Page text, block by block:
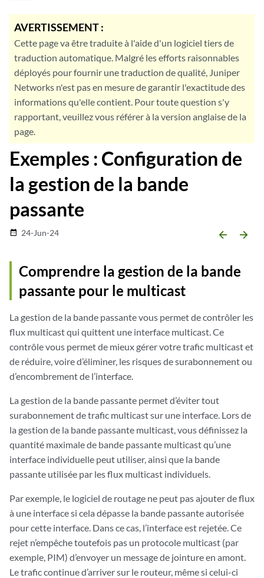
AVERTISSEMENT :
Cette page va être traduite à l'aide d'un logiciel tiers de
traduction automatique. Malgré les efforts raisonnables
déployés pour fournir une traduction de qualité, Juniper
Networks n'est pas en mesure de garantir l'exactitude des
informations qu'elle contient. Pour toute question s'y
rapportant, veuillez vous référer à la version anglaise de la
page.
Exemples : Configuration de
la gestion de la bande
passante
date_range 24-Jun-24 arrow_backward arrow_forward
Comprendre la gestion de la bande
passante pour le multicast
La gestion de la bande passante vous permet de contrôler les
flux multicast qui quittent une interface multicast. Ce
contrôle vous permet de mieux gérer votre trafic multicast et
de réduire, voire d’éliminer, les risques de surabonnement ou
d’encombrement de l’interface.
La gestion de la bande passante permet d’éviter tout
surabonnement de trafic multicast sur une interface. Lors de
la gestion de la bande passante multicast, vous définissez la
quantité maximale de bande passante multicast qu’une
interface individuelle peut utiliser, ainsi que la bande
passante utilisée par les flux multicast individuels.
Par exemple, le logiciel de routage ne peut pas ajouter de flux
à une interface si cela dépasse la bande passante autorisée
pour cette interface. Dans ce cas, l’interface est rejetée. Ce
rejet n’empêche toutefois pas un protocole multicast (par
exemple, PIM) d’envoyer un message de jointure en amont.
Le trafic continue d’arriver sur le routeur, même si celui-ci